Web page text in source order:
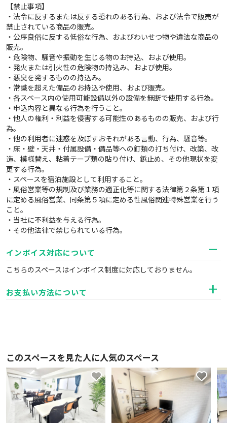
【禁止事項】
・法令に反するまたは反する恐れのある行為、および法令で販売が
禁止されている商品の販売。
・公序良俗に反する低俗な行為、およびわいせつ物や違法な商品の
販売。
・危険物、騒音や振動を生じる物のお持込、および使用。
・発火または引火性の危険物の持込み、および使用。
・悪臭を発するものの持込み。
・常識を超えた備品のお持込や使用、および販売。
・各スペース内の使用可能設備以外の設備を無断で使用する行為。
・申込内容と異なる行為を行うこと。
・他人の権利・利益を侵害する可能性のあるものの販売、および行
為。
・他の利用者に迷惑を及ぼすおそれがある言動、行為、騒音等。
・床・壁・天井・付属設備・備品等への釘類の打ち付け、改築、改
造、模様替え、粘着テープ類の貼り付け、鋲止め、その他現状を変
更する行為。
・スペースを宿泊施設として利用すること。
・風俗営業等の規制及び業務の適正化等に関する法律第２条第１項
に定める風俗営業、同条第５項に定める性風俗関連特殊営業を行う
こと。
・当社に不利益を与える行為。
・その他法律で禁じられている行為。
インボイス対応について
こちらのスペースはインボイス制度に対応しておりません。
お支払い方法について
このスペースを見た人に人気のスペース